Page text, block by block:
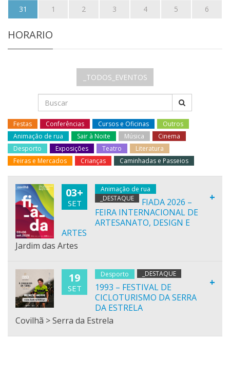
31
1 2 3 4 5 6
HORARIO
_TODOS_EVENTOS
Festas Conferências Cursos e Oficinas
Outros
Animação de rua
Sair à Noite Música
Cinema
Desporto
Exposições Teatro
Literatura
Feiras e Mercados
Crianças Caminhadas e Passeios
+
03+
SET
Animação de rua
_DESTAQUE
FIADA 2026 –
FEIRA INTERNACIONAL DE
ARTESANATO, DESIGN E
ARTES
Jardim das Artes
+
19
SET
Desporto _DESTAQUE
1993 – FESTIVAL DE
CICLOTURISMO DA SERRA
DA ESTRELA
Covilhã > Serra da Estrela